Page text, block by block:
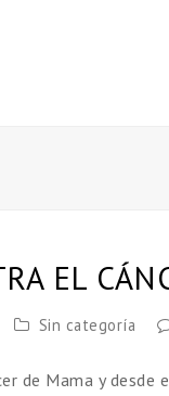
EL
Sin categoría
de Mama y desde